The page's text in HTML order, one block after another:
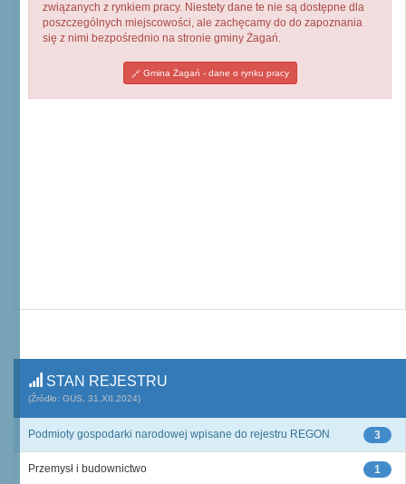
związanych z rynkiem pracy. Niestety dane te nie są dostępne dla
poszczególnych miejscowości, ale zachęcamy do do zapoznania
się z nimi bezpośrednio na stronie gminy Żagań.
Gmina Żagań - dane o rynku pracy
STAN REJESTRU
(Źródło: GUS, 31.XII.2024)
3
Podmioty gospodarki narodowej wpisane do rejestru REGON
1
Przemysł i budownictwo